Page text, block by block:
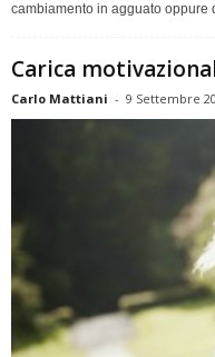
cambiamento in agguato oppure
Carica
Carlo Mattiani - 9 Settembre